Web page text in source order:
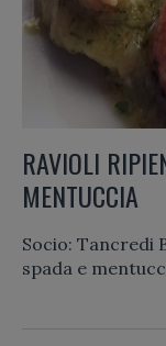
RAVIOLI
MENTUCCIA
Socio: Tancredi
spada e